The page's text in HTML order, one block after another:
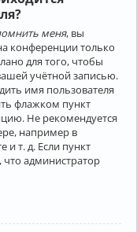
меня, вы
конференции только
для того, чтобы
учётной записью.
имя пользователя
флажком пункт
Не рекомендуется
например в
и т. д. Если пункт
что администратор